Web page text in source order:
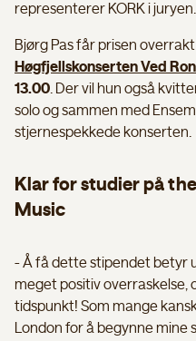
representerer KORK i juryen.
Bjørg Pas får prisen
Høgfjellskonserten Ved
13.00 . Der vil hun også
solo og sammen med
stjernespekkede konserten.
Klar for studier på
Music
- Å få dette stipendet betyr
meget positiv overraskelse,
tidspunkt! Som mange
London for å begynne